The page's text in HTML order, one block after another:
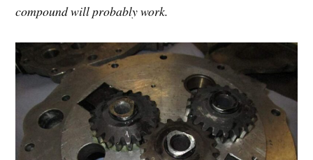
compound will probably work.